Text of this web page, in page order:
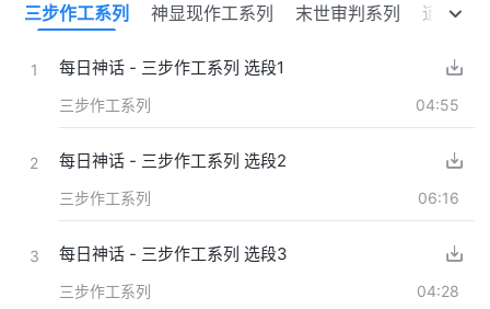
三步作工系列 神显现作工系列 末世审判系列 道成肉
1 每日神话 - 三步作工系列 选段1
三步作工系列 04:55
2 每日神话 - 三步作工系列 选段2
三步作工系列 06:16
3 每日神话 - 三步作工系列 选段3
三步作工系列 04:28